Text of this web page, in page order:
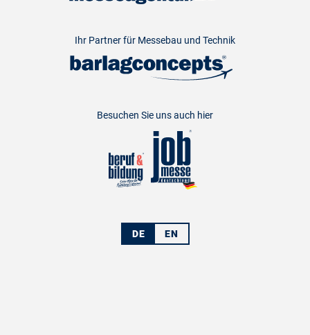
Ihr Partner für Messebau und Technik
Besuchen Sie uns auch hier
DE EN